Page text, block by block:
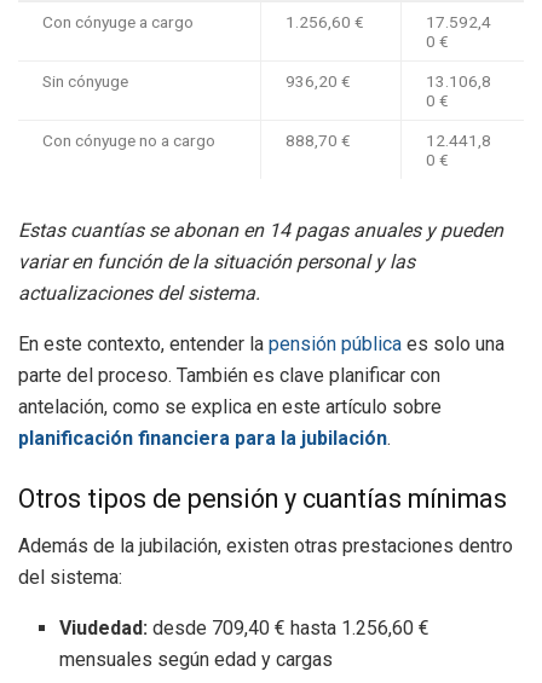
Con cónyuge a cargo 1.256,60 €
17.592,4
0 €
Sin cónyuge 936,20 €
13.106,8
0 €
Con cónyuge no a cargo 888,70 €
12.441,8
0 €
Estas cuantías se abonan en 14 pagas anuales y pueden
variar en función de la situación personal y las
actualizaciones del sistema.
En este contexto, entender la pensión pública es solo una
parte del proceso. También es clave planificar con
antelación, como se explica en este artículo sobre
planificación financiera para la jubilación.
Otros tipos de pensión y cuantías mínimas
Además de la jubilación, existen otras prestaciones dentro
del sistema:
Viudedad: desde 709,40 € hasta 1.256,60 €
mensuales según edad y cargas